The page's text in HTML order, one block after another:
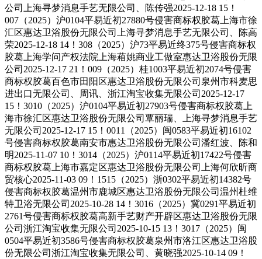
公司上海寻梦消息手艺无限公司、陈传强2025-12-18 15！
007（2025）沪0104平易近初27880号侵害商标权胶葛上海市徐
汇区惠达卫浴股份无限公司上海寻梦消息手艺无限公司、陈高
荣2025-12-18 14！308（2025）沪73平易近终375号侵害商标权
胶葛上海学问产权法院上海葙姚商业工做室惠达卫浴股份无限
公司2025-12-17 21！009（2025）桂1003平易近初2074号侵害
商标权胶葛百色市田阳区惠达卫浴股份无限公司泉州市科麦思
进出口无限公司、周讯、浙江淘宝收集无限公司2025-12-17
15！3010（2025）沪0104平易近初27903号侵害商标权胶葛上
海市徐汇区惠达卫浴股份无限公司覃丽瑞、上海寻梦消息手艺
无限公司2025-12-17 15！0011（2025）闽0583平易近初16102
号侵害商标权胶葛南安市惠达卫浴股份无限公司潘红波、陈和
明2025-11-07 10！3014（2025）沪0114平易近初17422号侵害
商标权胶葛上海市嘉定区惠达卫浴股份无限公司上海何欣昕商
贸核心2025-11-03 09！1515（2025）浙0302平易近初14382号
侵害商标权胶葛温州市鹿城区惠达卫浴股份无限公司温州杜维
特卫浴无限公司2025-10-28 14！3016（2025）冀0291平易近初
2761号侵害商标权胶葛高新手艺财产开辟区惠达卫浴股份无限
公司浙江淘宝收集无限公司2025-10-15 13！3017（2025）闽
0504平易近初3586号侵害商标权胶葛泉州市洛江区惠达卫浴股
份无限公司浙江淘宝收集无限公司、黄晓强2025-10-14 09！